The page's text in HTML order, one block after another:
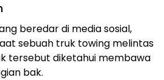
beredar di media sosial,
sebuah truk towing melintas
tersebut diketahui membawa
bak.